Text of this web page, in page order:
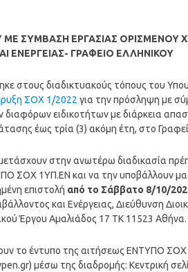
ΣΥΜΒΑΣΗ ΕΡΓΑΣΙΑΣ
ΕΝΕΡΓΕΙΑΣ- ΓΡΑΦΕΙΟ ΕΛΛΗΝΙΚΟΥ
στους διαδικτυακούς τόπους του
ΣΟΧ 1/2022 για την πρόσληψη με
διαφόρων ειδικοτήτων με διάρκεια
έως τρία (3) ακόμη έτη, στο
στην ανωτέρω διαδικασία
ΣΟΧ 1ΥΠ.ΕΝ και να την υποβάλλουν
επιστολή από το Σάββατο 8/10/
και Ενέργειας, Διεύθυνση
Έργου Αμαλιάδος 17 ΤΚ 11523 Αθήνα.
το έντυπο της αιτήσεως ΕΝΤΥΠΟ ΣΟΧ
μέσω της διαδρομής: Κεντρική